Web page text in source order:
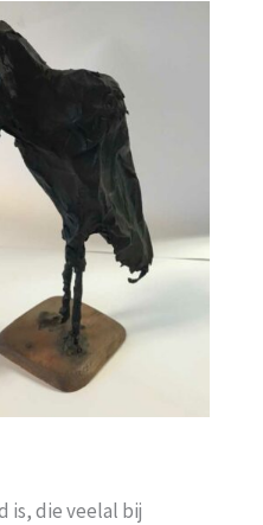
is, die veelal bij